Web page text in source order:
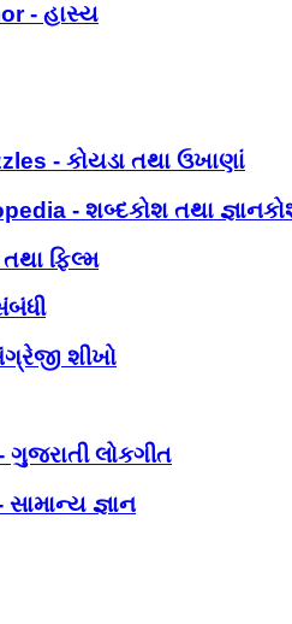
- હાસ્ય
- કોયડા તથા ઉખાણાં
- શબ્દકોશ તથા
ફિલ્મ
શીખો
લોકગીત
જ્ઞાન